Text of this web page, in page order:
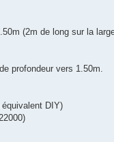
(2m de long sur la
profondeur vers 1.50m.
DIY)